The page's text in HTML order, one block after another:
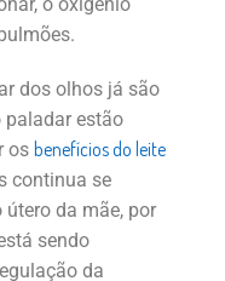
dos olhos já são
estão
os benefícios do leite
continua se
da mãe, por
sendo
da